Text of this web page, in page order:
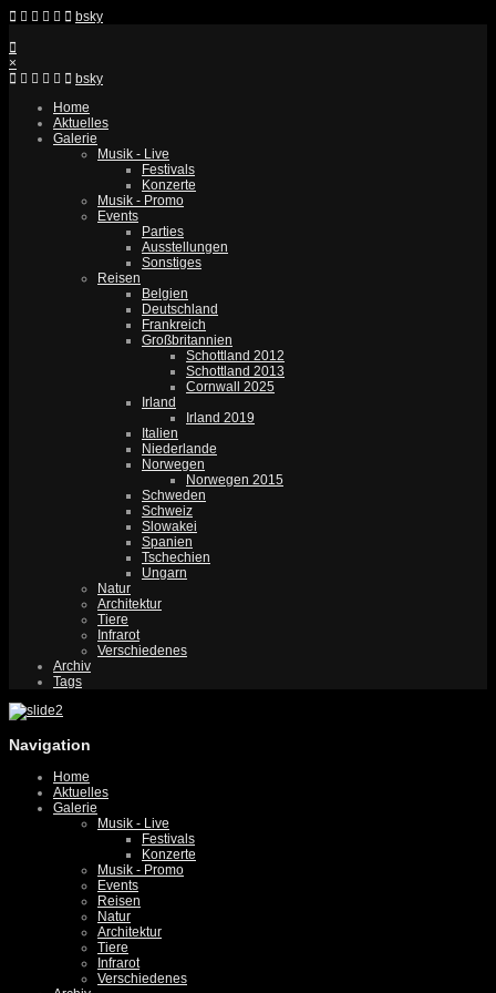
bsky
×
bsky
Home
Aktuelles
Galerie
Musik - Live
Festivals
Konzerte
Musik - Promo
Events
Parties
Ausstellungen
Sonstiges
Reisen
Belgien
Deutschland
Frankreich
Großbritannien
Schottland 2012
Schottland 2013
Cornwall 2025
Irland
Irland 2019
Italien
Niederlande
Norwegen
Norwegen 2015
Schweden
Schweiz
Slowakei
Spanien
Tschechien
Ungarn
Natur
Architektur
Tiere
Infrarot
Verschiedenes
Archiv
Tags
Navigation
Home
Aktuelles
Galerie
Musik - Live
Festivals
Konzerte
Musik - Promo
Events
Reisen
Natur
Architektur
Tiere
Infrarot
Verschiedenes